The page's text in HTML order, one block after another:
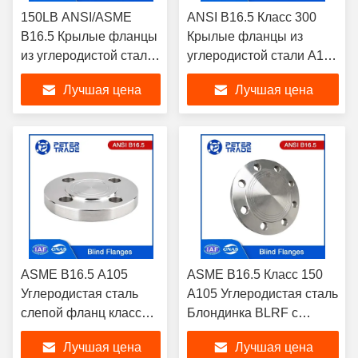
150LB ANSI/ASME
B16.5 Крылые фланцы
из углеродистой стали
A105 Поднятая и
плоская поверхность
для трубопроводов
Лучшая цена
ANSI B16.5 Класс 300
Крылые фланцы из
углеродистой стали A105
A350LF2 Методы
производства литья для
трубопроводов
BLRF/BLFF
Лучшая цена
ASME B16.5 A105
Углеродистая сталь
слепой фланц класс
300LB BLRF поднятая
сторона дляЛучшая цена
ASME B16.5 Класс 150
A105 Углеродистая сталь
Блондинка BLRF с
поднятой стороной 1/2'
до 24' дляЛучшая цена